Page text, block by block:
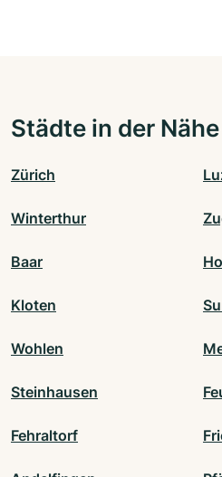
Städte in der Nähe
Zürich
Winterthur
Baar
Kloten
Wohlen
Steinhausen
Fehraltorf